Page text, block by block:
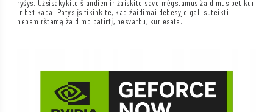
ryšys. Užsisakykite šiandien ir žaiskite savo mėgstamus žaidimus bet kur
ir bet kada! Patys įsitikinkite, kad žaidimai debesyje gali suteikti
nepamirštamą žaidimo patirtį, nesvarbu, kur esate.